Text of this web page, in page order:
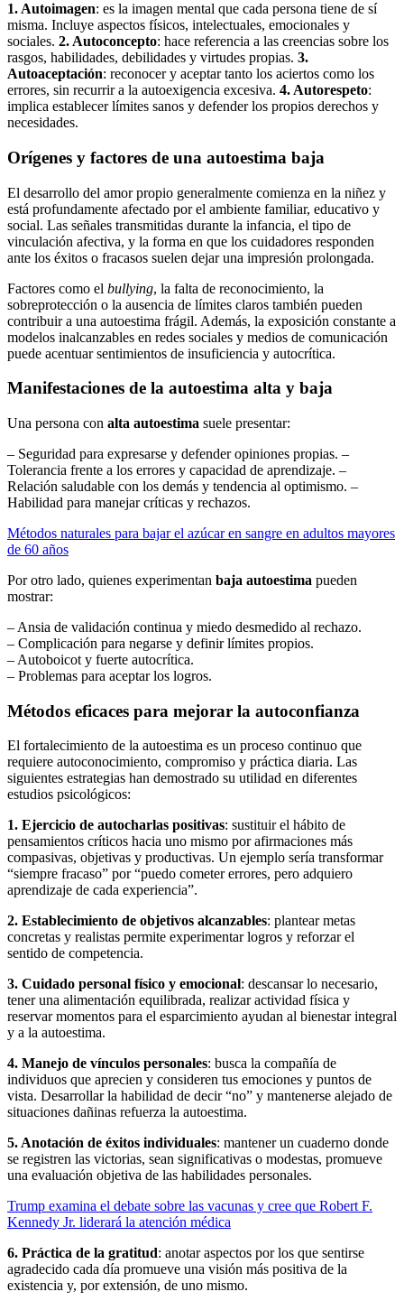
1. Autoimagen: es la imagen mental que cada persona tiene de sí
misma. Incluye aspectos físicos, intelectuales, emocionales y
sociales. 2. Autoconcepto: hace referencia a las creencias sobre los
rasgos, habilidades, debilidades y virtudes propias. 3.
Autoaceptación: reconocer y aceptar tanto los aciertos como los
errores, sin recurrir a la autoexigencia excesiva. 4. Autorespeto:
implica establecer límites sanos y defender los propios derechos y
necesidades.
Orígenes y factores de una autoestima baja
El desarrollo del amor propio generalmente comienza en la niñez y
está profundamente afectado por el ambiente familiar, educativo y
social. Las señales transmitidas durante la infancia, el tipo de
vinculación afectiva, y la forma en que los cuidadores responden
ante los éxitos o fracasos suelen dejar una impresión prolongada.
Factores como el bullying, la falta de reconocimiento, la
sobreprotección o la ausencia de límites claros también pueden
contribuir a una autoestima frágil. Además, la exposición constante a
modelos inalcanzables en redes sociales y medios de comunicación
puede acentuar sentimientos de insuficiencia y autocrítica.
Manifestaciones de la autoestima alta y baja
Una persona con alta autoestima suele presentar:
– Seguridad para expresarse y defender opiniones propias. –
Tolerancia frente a los errores y capacidad de aprendizaje. –
Relación saludable con los demás y tendencia al optimismo. –
Habilidad para manejar críticas y rechazos.
Métodos naturales para bajar el azúcar en sangre en adultos mayores
de 60 años
Por otro lado, quienes experimentan baja autoestima pueden
mostrar:
– Ansia de validación continua y miedo desmedido al rechazo.
– Complicación para negarse y definir límites propios.
– Autoboicot y fuerte autocrítica.
– Problemas para aceptar los logros.
Métodos eficaces para mejorar la autoconfianza
El fortalecimiento de la autoestima es un proceso continuo que
requiere autoconocimiento, compromiso y práctica diaria. Las
siguientes estrategias han demostrado su utilidad en diferentes
estudios psicológicos:
1. Ejercicio de autocharlas positivas: sustituir el hábito de
pensamientos críticos hacia uno mismo por afirmaciones más
compasivas, objetivas y productivas. Un ejemplo sería transformar
“siempre fracaso” por “puedo cometer errores, pero adquiero
aprendizaje de cada experiencia”.
2. Establecimiento de objetivos alcanzables: plantear metas
concretas y realistas permite experimentar logros y reforzar el
sentido de competencia.
3. Cuidado personal físico y emocional: descansar lo necesario,
tener una alimentación equilibrada, realizar actividad física y
reservar momentos para el esparcimiento ayudan al bienestar integral
y a la autoestima.
4. Manejo de vínculos personales: busca la compañía de
individuos que aprecien y consideren tus emociones y puntos de
vista. Desarrollar la habilidad de decir “no” y mantenerse alejado de
situaciones dañinas refuerza la autoestima.
5. Anotación de éxitos individuales: mantener un cuaderno donde
se registren las victorias, sean significativas o modestas, promueve
una evaluación objetiva de las habilidades personales.
Trump examina el debate sobre las vacunas y cree que Robert F.
Kennedy Jr. liderará la atención médica
6. Práctica de la gratitud: anotar aspectos por los que sentirse
agradecido cada día promueve una visión más positiva de la
existencia y, por extensión, de uno mismo.